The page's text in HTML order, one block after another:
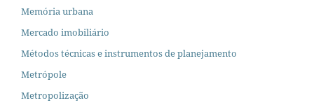
Memória urbana
Mercado imobiliário
Métodos técnicas e instrumentos de planejamento
Metrópole
Metropolização